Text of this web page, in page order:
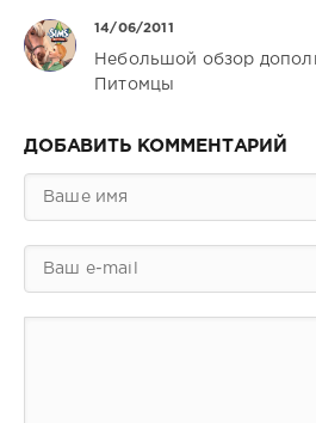
14/06/2011
Небольшой обзор
Питомцы
ДОБАВИТЬ КОММЕНТАРИЙ